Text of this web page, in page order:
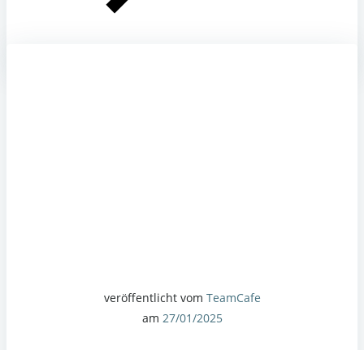
veröffentlicht vom TeamCafe
am 27/01/2025